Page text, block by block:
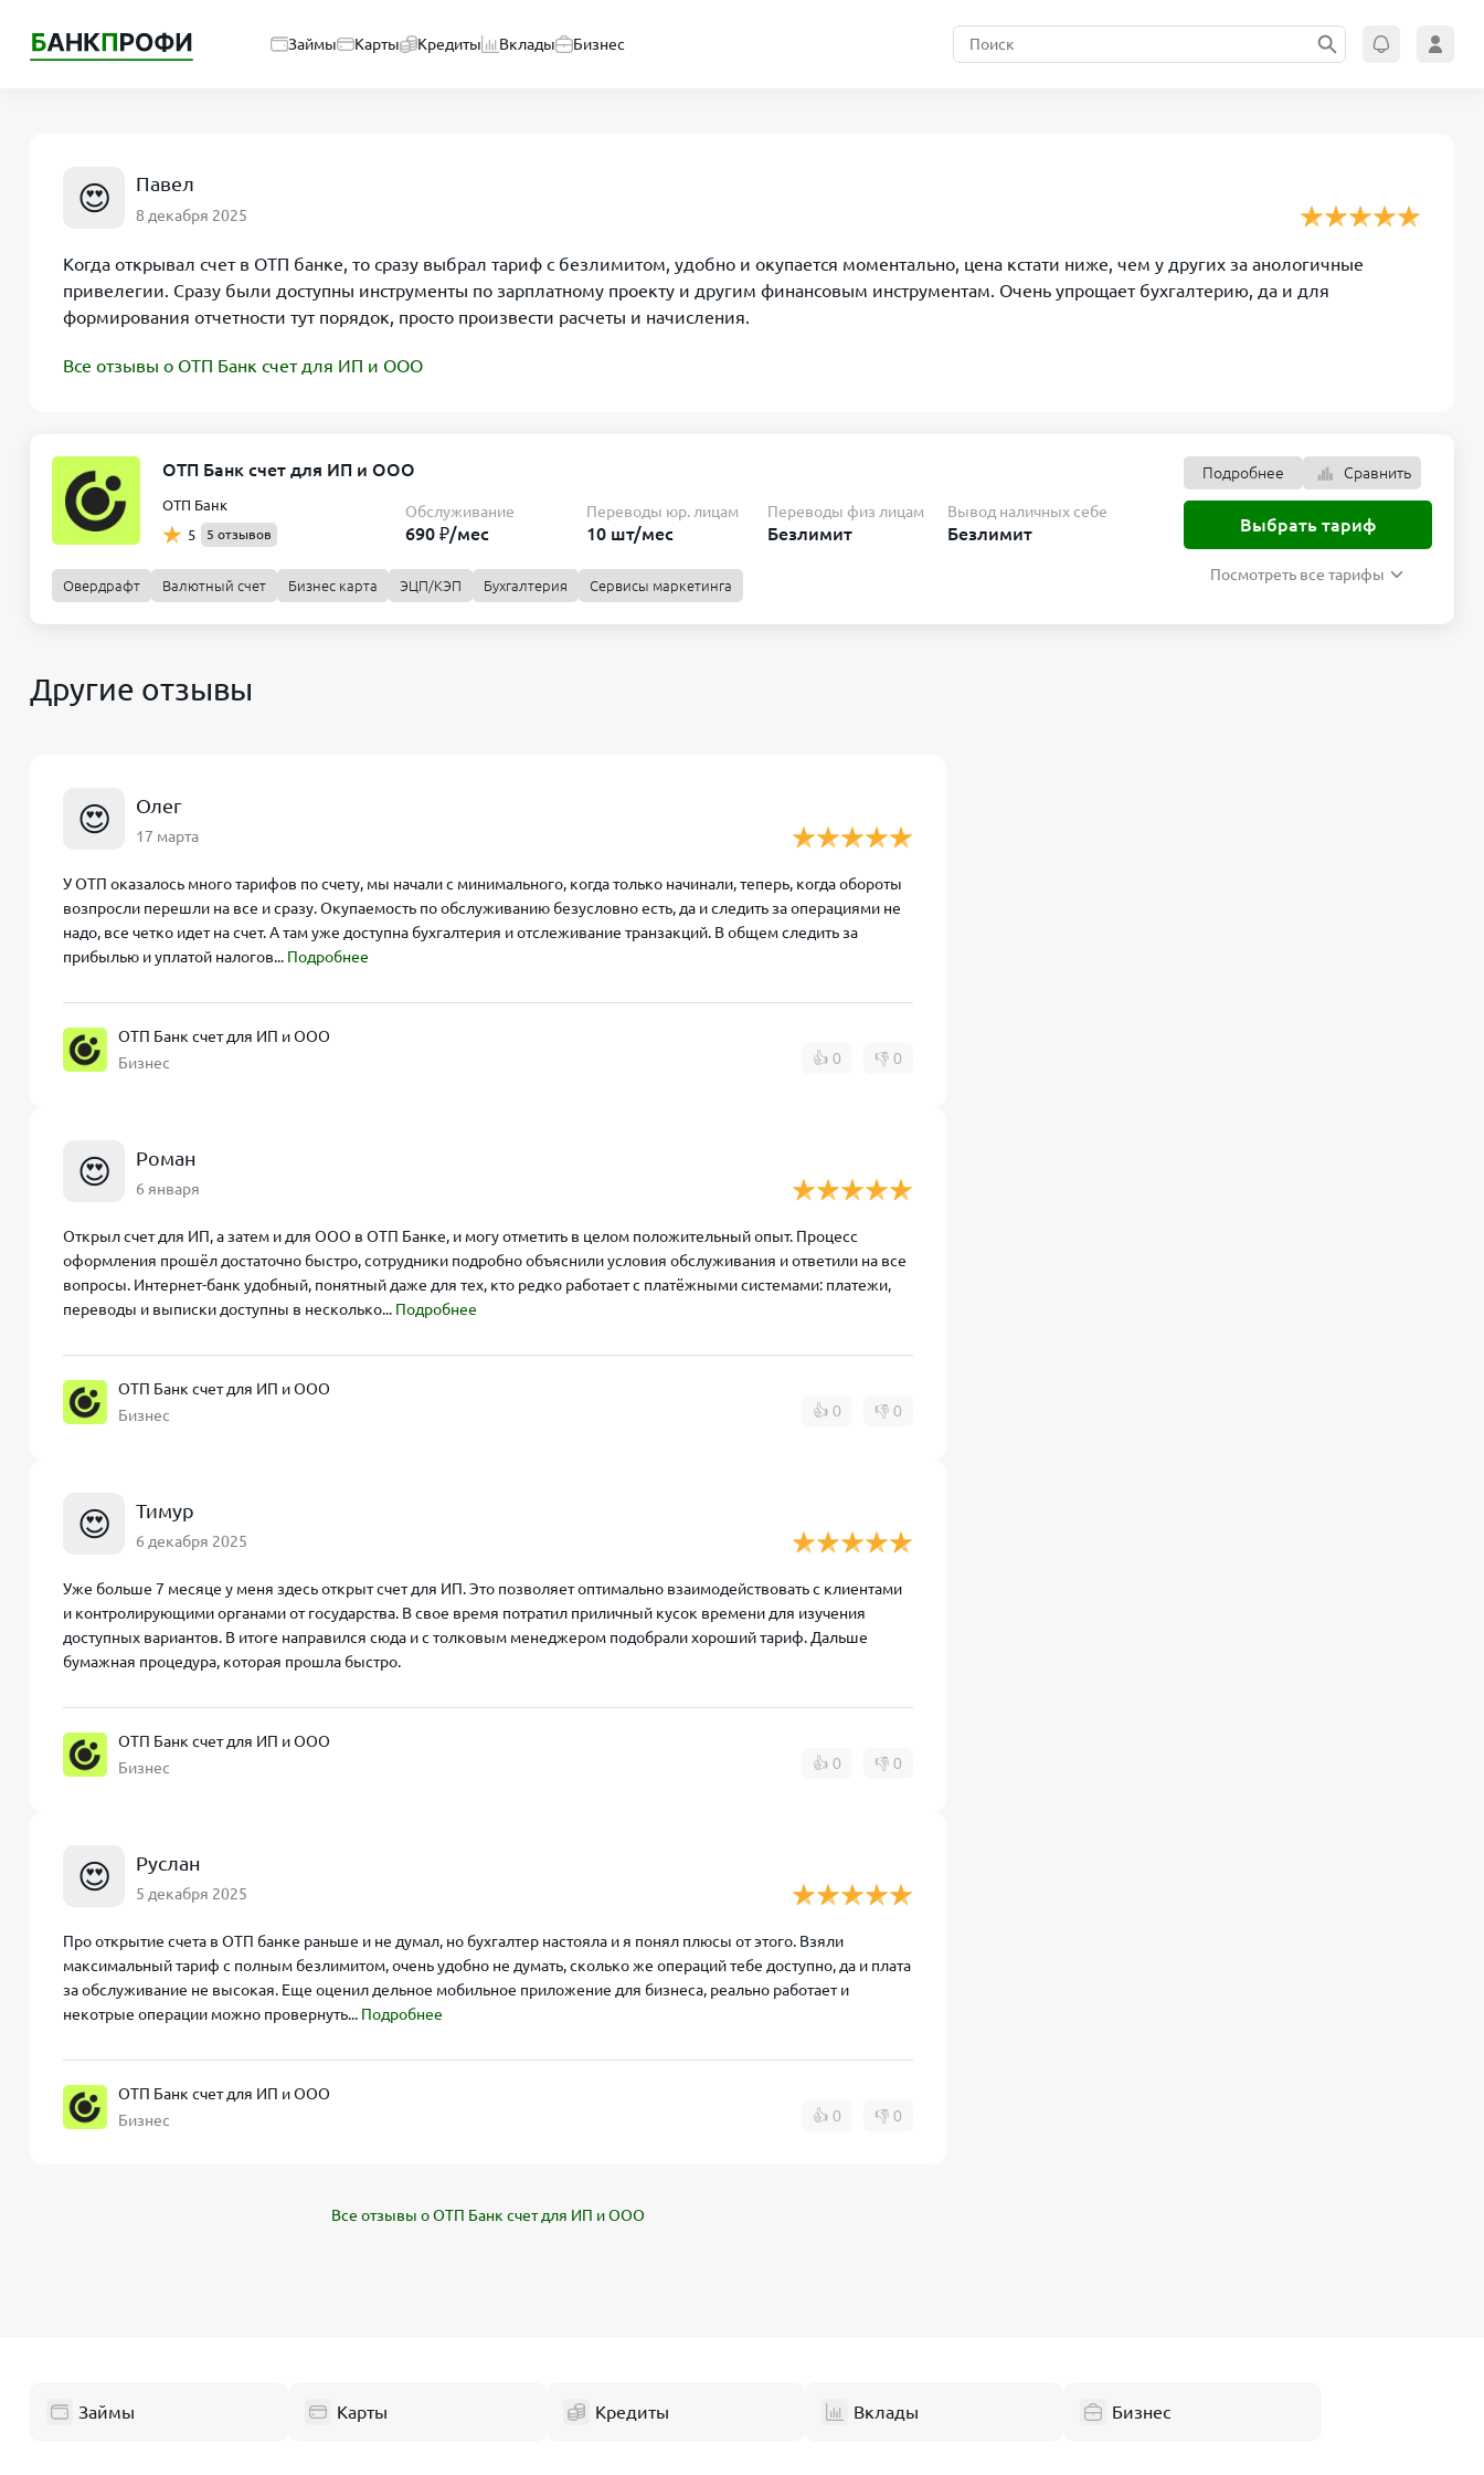
Займы Карты Кредиты Вклады Бизнес
😍 Павел
8 декабря 2025
Когда открывал счет в ОТП банке, то сразу выбрал тариф с безлимитом, удобно и окупается моментально, цена кстати ниже, чем у других за анологичные
привелегии. Сразу были доступны инструменты по зарплатному проекту и другим финансовым инструментам. Очень упрощает бухгалтерию, да и для
формирования отчетности тут порядок, просто произвести расчеты и начисления.
Все отзывы о ОТП Банк счет для ИП и ООО
ОТП Банк счет для ИП и ООО
ОТП Банк
5
5 отзывов
Обслуживание
690 ₽/мес
Переводы юр. лицам
10 шт/мес
Переводы физ лицам
Безлимит
Вывод наличных себе
Безлимит
Овердрафт Валютный счет Бизнес карта ЭЦП/КЭП Бухгалтерия Сервисы маркетинга
Подробнее Сравнить
Выбрать тариф
Посмотреть все тарифы
690 ₽/мес
1 990 ₽/мес
Уверенный рост Премиум
Обслуживание
990 ₽/мес
Переводы юр. лицам
60 шт/мес
Переводы физ лицам
300 000 ₽/мес Безлимит
ВЭД без границ
Обслуживание
5 990 ₽/мес Безлимит
Обслуживание
6 990 ₽/мес Безлимит
Другие отзывы
😍 Олег
17 марта
У ОТП оказалось много тарифов по счету, мы начали с минимального, когда только начинали, теперь, когда обороты
возпросли перешли на все и сразу. Окупаемость по обслуживанию безусловно есть, да и следить за операциями не
надо, все четко идет на счет. А там уже доступна бухгалтерия и отслеживание транзакций. В общем следить за
прибылью и уплатой налогов... Подробнее
ОТП Банк счет для ИП и ООО
Бизнес
👍 0 👎 0
😍 Роман
6 января
Открыл счет для ИП, а затем и для ООО в ОТП Банке, и могу отметить в целом положительный опыт. Процесс
оформления прошёл достаточно быстро, сотрудники подробно объяснили условия обслуживания и ответили на все
вопросы. Интернет-банк удобный, понятный даже для тех, кто редко работает с платёжными системами: платежи,
переводы и выписки доступны в несколько... Подробнее
ОТП Банк счет для ИП и ООО
Бизнес
👍 0 👎 0
😍 Тимур
6 декабря 2025
Уже больше 7 месяце у меня здесь открыт счет для ИП. Это позволяет оптимально взаимодействовать с клиентами
и контролирующими органами от государства. В свое время потратил приличный кусок времени для изучения
доступных вариантов. В итоге направился сюда и с толковым менеджером подобрали хороший тариф. Дальше
бумажная процедура, которая прошла быстро.
ОТП Банк счет для ИП и ООО
Бизнес
👍 0 👎 0
😍 Руслан
5 декабря 2025
Про открытие счета в ОТП банке раньше и не думал, но бухгалтер настояла и я понял плюсы от этого. Взяли
максимальный тариф с полным безлимитом, очень удобно не думать, сколько же операций тебе доступно, да и плата
за обслуживание не высокая. Еще оценил дельное мобильное приложение для бизнеса, реально работает и
некотрые операции можно провернуть... Подробнее
ОТП Банк счет для ИП и ООО
Бизнес
👍 0 👎 0
Все отзывы о ОТП Банк счет для ИП и ООО
Займы Карты Кредиты Вклады Бизнес